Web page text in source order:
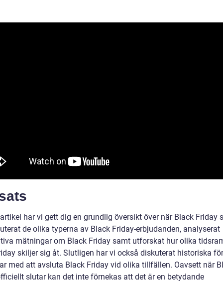
har vi gett dig en grundlig översikt över när Black Friday
de olika typerna av Black Friday-erbjudanden, analyserat
mätningar om Black Friday samt utforskat hur olika
skiljer sig åt. Slutligen har vi också diskuterat historiska
med att avsluta Black Friday vid olika tillfällen. Oavsett när
slutar kan det inte förnekas att det är en betydande